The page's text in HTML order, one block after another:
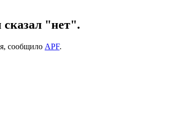
сказал "нет".
сообщило APF.